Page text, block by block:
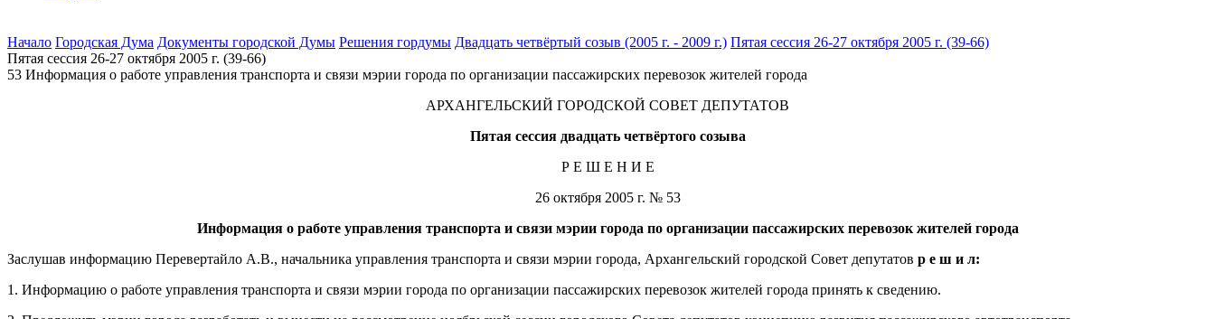
Начало Городская Дума Документы городской Думы Решения гордумы Двадцать четвёртый созыв (2005 г. - 2009 г.) Пятая сессия 26-27 октября 2005 г. (39-66)
Пятая сессия 26-27 октября 2005 г. (39-66)
53 Информация о работе управления транспорта и связи мэрии города по организации пассажирских перевозок жителей города
АРХАНГЕЛЬСКИЙ ГОРОДСКОЙ СОВЕТ ДЕПУТАТОВ
Пятая сессия двадцать четвёртого созыва
Р Е Ш Е Н И Е
26 октября 2005 г. № 53
Информация о работе управления транспорта и связи мэрии города по организации пассажирских перевозок жителей города
Заслушав информацию Перевертайло А.В., начальника управления транспорта и связи мэрии города, Архангельский городской Совет депутатов р е ш и л:
1. Информацию о работе управления транспорта и связи мэрии города по организации пассажирских перевозок жителей города принять к сведению.